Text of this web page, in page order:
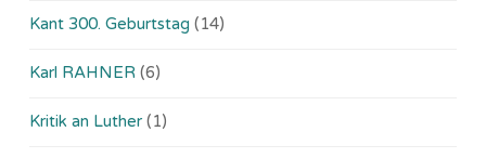
Kant 300. Geburtstag (14)
Karl RAHNER (6)
Kritik an Luther (1)